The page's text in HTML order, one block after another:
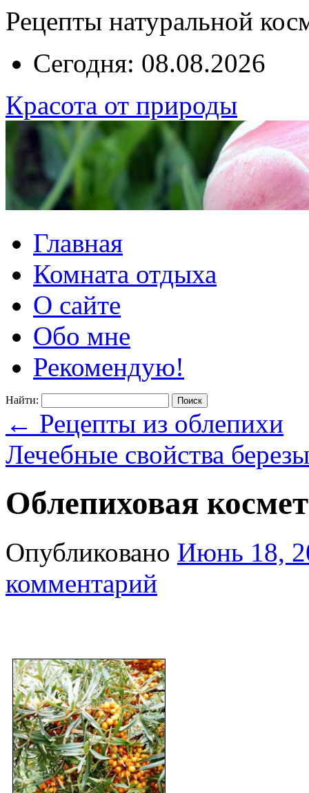
Рецепты натуральной
Сегодня: 08.08.2026
Красота от природы
Главная
Комната отдыха
О сайте
Обо мне
Рекомендую!
Найти:
← Рецепты из облепихи
Лечебные свойства
Облепиховая
Опубликовано Июнь 18,
комментарий